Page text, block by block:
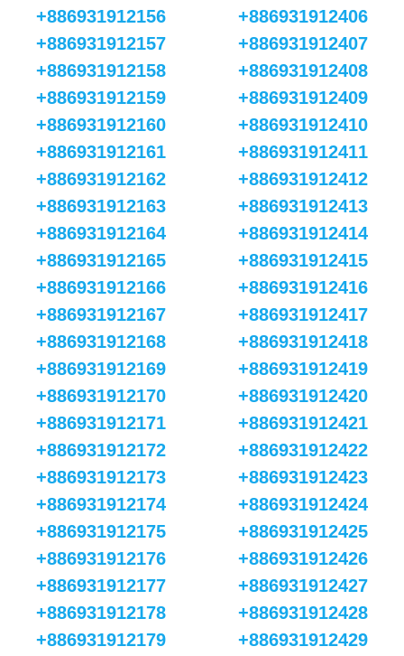
+886931912156
+886931912157
+886931912158
+886931912159
+886931912160
+886931912161
+886931912162
+886931912163
+886931912164
+886931912165
+886931912166
+886931912167
+886931912168
+886931912169
+886931912170
+886931912171
+886931912172
+886931912173
+886931912174
+886931912175
+886931912176
+886931912177
+886931912178
+886931912179
+886931912406
+886931912407
+886931912408
+886931912409
+886931912410
+886931912411
+886931912412
+886931912413
+886931912414
+886931912415
+886931912416
+886931912417
+886931912418
+886931912419
+886931912420
+886931912421
+886931912422
+886931912423
+886931912424
+886931912425
+886931912426
+886931912427
+886931912428
+886931912429